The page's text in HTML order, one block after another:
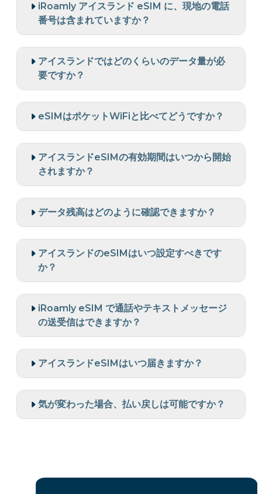
iRoamly アイスランド eSIM に、現地の電話
番号は含まれていますか？
アイスランドではどのくらいのデータ量が必
要ですか？
eSIMはポケットWiFiと比べてどうですか？
アイスランドeSIMの有効期間はいつから開始
されますか？
データ残高はどのように確認できますか？
アイスランドのeSIMはいつ設定すべきです
か？
iRoamly eSIM で通話やテキストメッセージ
の送受信はできますか？
アイスランドeSIMはいつ届きますか？
気が変わった場合、払い戻しは可能ですか？